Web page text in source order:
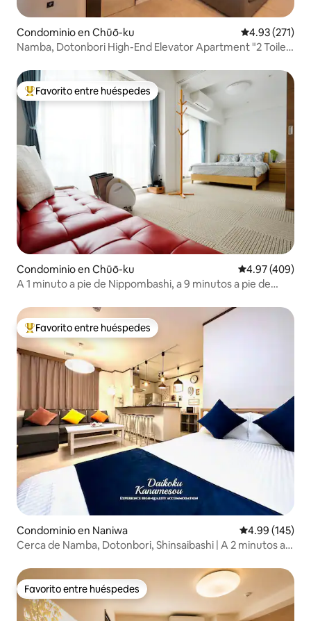
Condominio en Chūō-ku Calificación
4.93 (271)
Namba, Dotonbori High-End Elevator Apartment "2 Toilet"
Shinsaibashi 5 min,
De los mejores en Favorito entre huéspedes
Favorito entre huéspedes
Condominio en Chūō-ku Calificación
4.97 (409)
A 1 minuto a pie de Nippombashi, a 9 minutos a pie de
De los mejores en Favorito entre huéspedes
Favorito entre huéspedes
Condominio en Naniwa Calificación
4.99 (145)
Cerca de Namba, Dotonbori, Shinsaibashi | A 2 minutos a
diferentes estilos | Elevador | A 30 minutos de USJ |
Aeropuerto de Kansai...
Favorito entre huéspedes
Favorito entre huéspedes